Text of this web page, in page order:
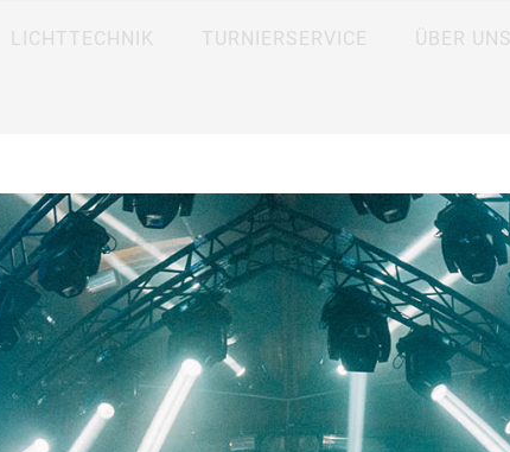
LICHTTECHNIK TURNIERSERVICE ÜBER UNS